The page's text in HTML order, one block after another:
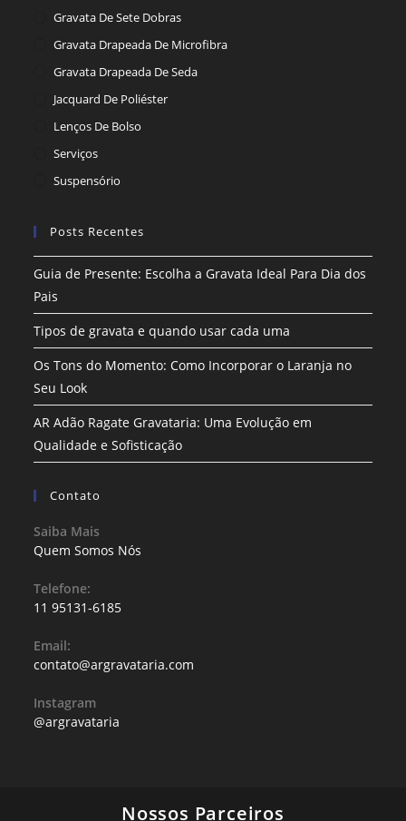
Gravata De Sete Dobras
Gravata Drapeada De Microfibra
Gravata Drapeada De Seda
Jacquard De Poliéster
Lenços De Bolso
Serviços
Suspensório
Posts Recentes
Guia de Presente: Escolha a Gravata Ideal Para Dia dos
Pais
Tipos de gravata e quando usar cada uma
Os Tons do Momento: Como Incorporar o Laranja no
Seu Look
AR Adão Ragate Gravataria: Uma Evolução em
Qualidade e Sofisticação
Contato
Saiba Mais
Quem Somos Nós
Telefone:
11 95131-6185
Email:
contato@argravataria.com
Instagram
@argravataria
Nossos Parceiros